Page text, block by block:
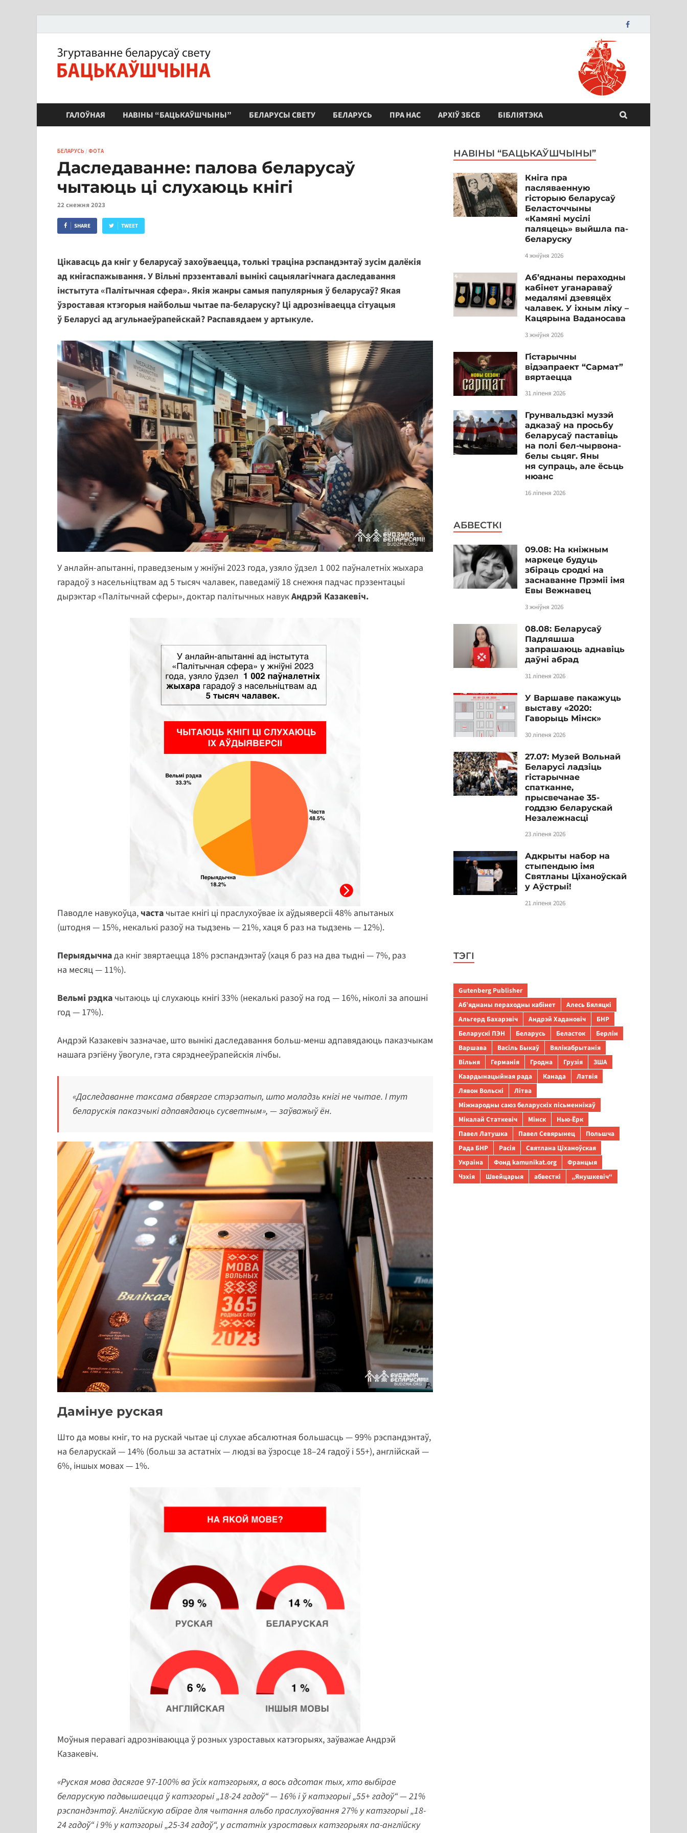
ЗБС "Бацькаўшчына"
ГАЛОЎНАЯ НАВІНЫ “БАЦЬКАЎШЧЫНЫ” БЕЛАРУСЫ СВЕТУ БЕЛАРУСЬ ПРА НАС АРХІЎ ЗБСБ БІБЛІЯТЭКА
БЕЛАРУСЬ /ФОТА
Даследаванне: палова беларусаў
чытаюць ці слухаюць кнігі
22 снежня 2023
SHARE TWEET
Цікавасць да кніг у беларусаў захоўваецца, толькі траціна рэспандэнтаў зусім далёкія
ад кнігаспажывання. У Вільні прэзентавалі вынікі сацыялагічнага даследавання
інстытута «Палітычная сфера». Якія жанры самыя папулярныя ў беларусаў? Якая
ўзроставая ктэгорыя найбольш чытае па-беларуску? Ці адрозніваецца сітуацыя
ў Беларусі ад агульнаеўрапейскай? Распавядаем у артыкуле.
У анлайн-апытанні, праведзеным у жніўні 2023 года, узяло ўдзел 1 002 паўналетніх жыхара
гарадоў з насельніцтвам ад 5 тысяч чалавек, паведаміў 18 снежня падчас прэзентацыі
дырэктар «Палітычнай сферы», доктар палітычных навукАндрэй Казакевіч.
Паводле навукоўца,часта чытае кнігі ці праслухоўвае іх аўдыяверсіі 48% апытаных
(штодня — 15%, некалькі разоў на тыдзень — 21%, хаця б раз на тыдзень — 12%).
Перыядычнада кніг звяртаецца 18% рэспандэнтаў (хаця б раз на два тыдні — 7%, раз
на месяц — 11%).
Вельмі рэдка чытаюць ці слухаюць кнігі 33% (некалькі разоў на год — 16%, ніколі за апошні
год — 17%).
Андрэй Казакевіч зазначае, што вынікі даследавання больш-менш адпавядаюць паказчыкам
нашага рэгіёну ўвогуле, гэта сярэднееўрапейскія лічбы.
«Даследаванне таксама абвяргае стэрэатып, што моладзь кнігі не чытае. І тут
беларускія паказчыкі адпавядаюць сусветным», — заўважыў ён.
Дамінуе руская
Што да мовы кніг, то на рускай чытае ці слухае абсалютная большасць — 99% рэспандэнтаў,
на беларускай — 14% (больш за астатніх — людзі ва ўзросце 18–24 гадоў і 55+), англійскай —
6%, іншых мовах — 1%.
Моўныя перавагі адрозніваюцца ў розных узроставых катэгорыях, заўважае Андрэй
Казакевіч.
«Руская мова дасягае 97-100% ва ўсіх катэгорыях, а вось адсотак тых, хто выбірае
беларускую падвышаецца ў катэгорыі „18-24 гадоў“ — 16% і ў катэгорыі „55+ гадоў“ — 21%
рэспандэнтаў. Англійскую абірае для чытання альбо праслухоўвання 27% у катэгорыі „18-
24 гадоў“ і 9% у катэгорыі „25-34 гадоў“, у астатніх узроставых катэгорыях па-англійску
НАВІНЫ “БАЦЬКАЎШЧЫНЫ”
Кніга пра
пасляваенную
гісторыю беларусаў
Беласточчыны
«Камяні мусілі
паляцець» выйшла па-
беларуску
4 жніўня 2026
Аб’яднаны пераходны
кабінет уганараваў
медалямі дзевяцёх
чалавек. У іхным ліку –
Кацярына Ваданосава
3 жніўня 2026
Гістарычны
відэапраект “Сармат”
вяртаецца
31 ліпеня 2026
Грунвальдзкі музэй
адказаў на просьбу
беларусаў паставіць
на полі бел-чырвона-
белы сьцяг. Яны
ня супраць, але ёсьць
нюанс
16 ліпеня 2026
АБВЕСТКІ
09.08: На кніжным
маркеце будуць
збіраць сродкі на
заснаванне Прэміі імя
Евы Вежнавец
3 жніўня 2026
08.08: Беларусаў
Падляшша
запрашаюць аднавіць
даўні абрад
31 ліпеня 2026
У Варшаве пакажуць
выставу «2020:
Гаворыць Мінск»
30 ліпеня 2026
27.07: Музей Вольнай
Беларусі ладзіць
гістарычнае
спатканне,
прысвечанае 35-
годдзю беларускай
Незалежнасці
23 ліпеня 2026
Адкрыты набор на
стыпендыю імя
Святланы Ціханоўскай
у Аўстрыі!
21 ліпеня 2026
ТЭГІ
Gutenberg Publisher
Аб’яднаны пераходны кабінет
Алесь Бяляцкі
Альгерд Бахарэвіч
Андрэй Хадановіч
БНР
Беларускі ПЭН
Беларусь Беласток
Берлін
Варшава
Васіль Быкаў
Вялікабрытанія
Вільня
Германія Гродна Грузія
ЗША
Каардынацыйная рада
Канада
Латвія
Лявон Вольскі
Літва
Міжнародны саюз беларускіх пісьменнікаў
Мікалай Статкевіч
Мінск
Нью-Ёрк
Павел Латушка
Павел Севярынец
Польшча
Рада БНР
Расія
Святлана Ціханоўская
Украіна
Фонд kamunikat.org
Францыя
Чэхія
Швейцарыя абвесткі „Янушкевіч“